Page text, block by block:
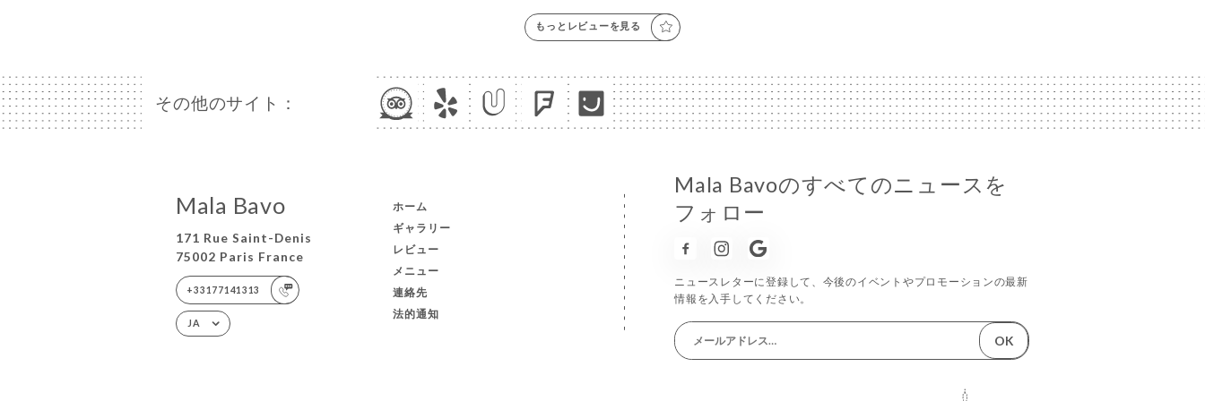
もっとレビューを見る
その他のサイト：
Mala Bavo
171 Rue Saint-Denis
75002 Paris France
+33177141313
JA
ホーム
ギャラリー
レビュー
メニュー
連絡先
法的通知
Mala Bavoのすべてのニュースを
フォロー
ニュースレターに登録して、今後のイベントやプロモーションの最新
情報を入手してください。
OK